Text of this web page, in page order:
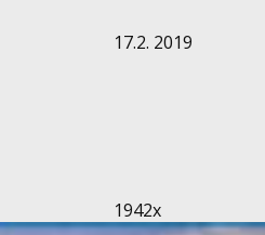
17.2. 2019
1942x